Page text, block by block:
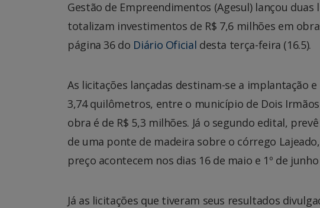
Gestão de Empreendimentos (Agesul) lançou
totalizam investimentos de R$ 7,6 milhões em
página 36 do Diário Oficial desta terça-feira (16.5).
As licitações lançadas destinam-se a implantação
3,74 quilômetros, entre o município de Dois
obra é de R$ 5,3 milhões. Já o segundo edital,
de uma ponte de madeira sobre o córrego
preço acontecem nos dias 16 de maio e 1º de
Já as licitações que tiveram seus resultados